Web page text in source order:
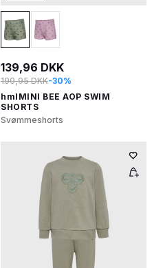
139,96 DKK
199,95 DKK-30%
hmlMINI BEE AOP SWIM
SHORTS
Svømmeshorts